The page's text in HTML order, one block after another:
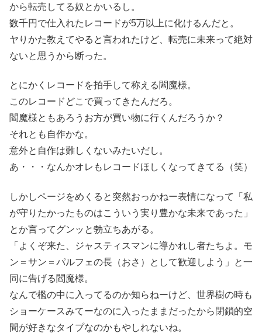
から転売してる奴とかいるし。
数千円で仕入れたレコードが5万以上に化けるんだと。
ヤりかた教えてやると言われたけど、転売に未来って絶対
ないと思うから断った。
とにかくレコードを拍手して称える閻魔様。
このレコードどこで買ってきたんだろ。
閻魔様ともあろうお方が買い物に行くんだろうか？
それとも自作かな。
意外と自作は難しくないみたいだし。
あ・・・なんかオレもレコードほしくなってきてる（笑）
しかしページをめくると突然おっかねー表情になって「私
が守りたかったものはこういう実り豊かな未来であった」
とか言ってグンッと勃立ちあがる。
「よくぞ来た、ジャスティスマンに導かれし者たちよ。モ
ン＝サン＝パルフェの長（おさ）として歓迎しよう」と一
同に告げる閻魔様。
なんで檻の中に入ってるのか知らねーけど、世界樹の時も
ショーケースみてーなのに入ったままだったから閉鎖的空
間が好きなタイプなのかもやしれないね。